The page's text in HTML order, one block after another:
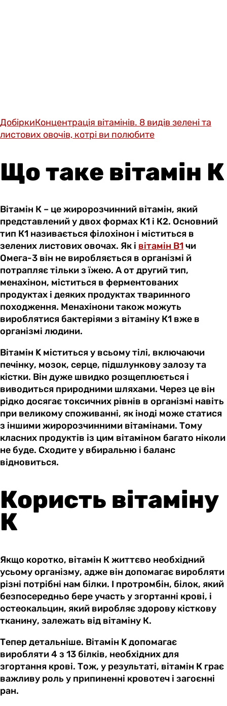
ДобіркиКонцентрація вітамінів. 8 видів зелені та
листових овочів, котрі ви полюбите
Що таке вітамін К
Вітамін К – це жиророзчинний вітамін, який
представлений у двох формах К1 і К2. Основний
тип К1 називається філохінон і міститься в
зелених листових овочах. Як і вітамін В1 чи
Омега-3 він не виробляється в організмі й
потрапляє тільки з їжею. А от другий тип,
менахінон, міститься в ферментованих
продуктах і деяких продуктах тваринного
походження. Менахінони також можуть
вироблятися бактеріями з вітаміну К1 вже в
організмі людини.
Вітамін K міститься у всьому тілі, включаючи
печінку, мозок, серце, підшлункову залозу та
кістки. Він дуже швидко розщеплюється і
виводиться природними шляхами. Через це він
рідко досягає токсичних рівнів в організмі навіть
при великому споживанні, як іноді може статися
з іншими жиророзчинними вітамінами. Тому
класних продуктів із цим вітаміном багато ніколи
не буде. Сходите у вбиральню і баланс
відновиться.
Користь вітаміну
К
Якщо коротко, вітамін К життєво необхідний
усьому організму, адже він допомагає виробляти
різні потрібні нам білки. І протромбін, білок, який
безпосередньо бере участь у згортанні крові, і
остеокальцин, який виробляє здорову кісткову
тканину, залежать від вітаміну К.
Тепер детальніше. Вітамін K допомагає
виробляти 4 з 13 білків, необхідних для
згортання крові. Тож, у результаті, вітамін К грає
важливу роль у припиненні кровотеч і загоєнні
ран.